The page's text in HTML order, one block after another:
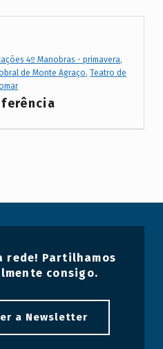
4º Manobras - primavera,
de Monte Agraço,Teatro de
rede! Partilhamos
consigo.
a Newsletter